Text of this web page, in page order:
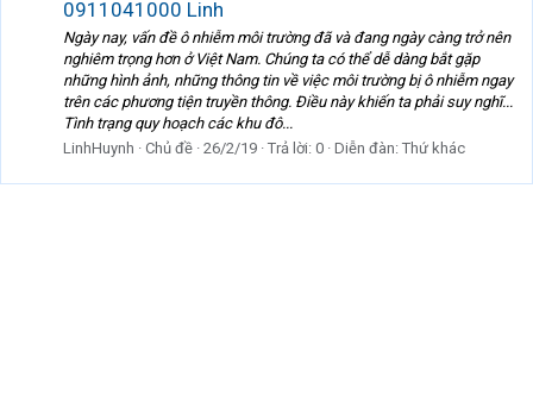
0911041000 Linh
Ngày nay, vấn đề ô nhiễm môi trường đã và đang ngày càng trở nên
nghiêm trọng hơn ở Việt Nam. Chúng ta có thể dễ dàng bắt gặp
những hình ảnh, những thông tin về việc môi trường bị ô nhiễm ngay
trên các phương tiện truyền thông. Điều này khiến ta phải suy nghĩ...
Tình trạng quy hoạch các khu đô...
LinhHuynh
Chủ đề 26/2/19 Trả lời: 0 Diễn đàn: Thứ khác